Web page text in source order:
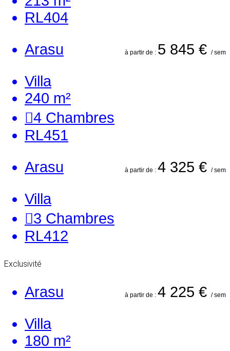
RL404
à partir de : 5 845 € / sem
Arasu
Villa
240 m²
4 Chambres
RL451
à partir de : 4 325 € / sem
Arasu
Villa
3 Chambres
RL412
Exclusivité
à partir de : 4 225 € / sem
Arasu
Villa
180 m²